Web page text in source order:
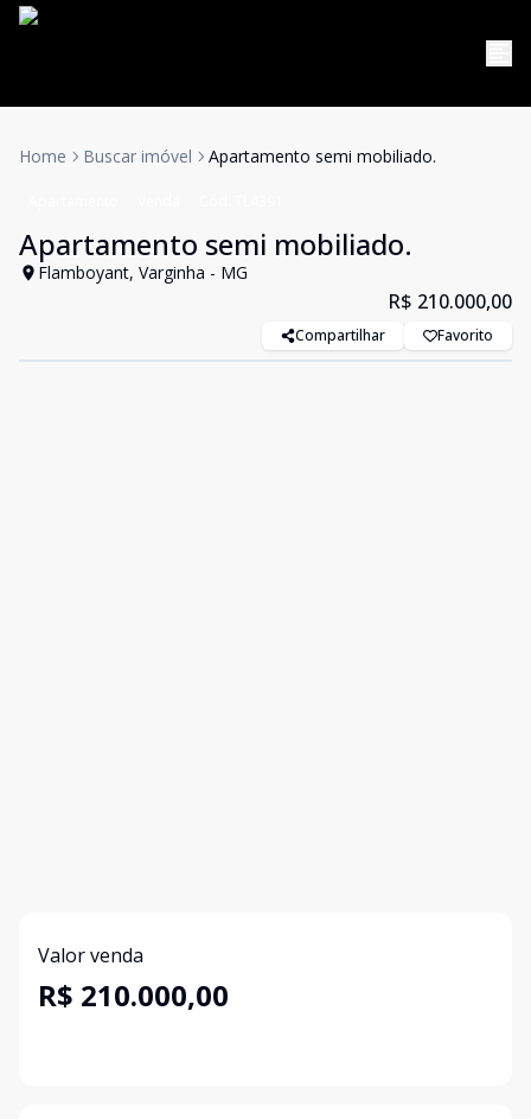
Home Buscar imóvel Apartamento semi mobiliado.
Apartamento semi mobiliado.
Flamboyant, Varginha - MG
R$ 210.000,00
Compartilhar Favorito
Valor venda
R$ 210.000,00